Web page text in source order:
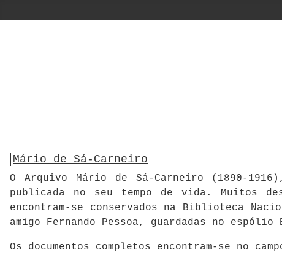
Mário de Sá-Carneiro
O Arquivo Mário de Sá-Carneiro (1890-
publicada no seu tempo de vida. Muitos
encontram-se conservados na Biblioteca
amigo Fernando Pessoa, guardadas no
Os documentos completos encontram-se no